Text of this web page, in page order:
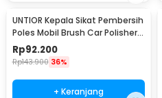
UNTIOR Kepala Sikat Pembersih
Poles Mobil Brush Car Polisher
Kit 22PCS - CB22
Rp92.200
Rp143.900 36%
+ Keranjang